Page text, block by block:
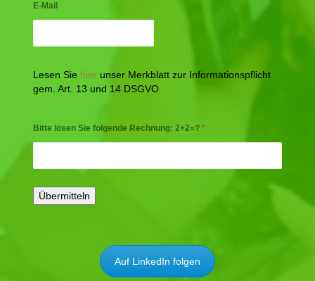
E-Mail
Lesen Sie hier unser Merkblatt zur Informationspflicht
gem. Art. 13 und 14 DSGVO
Bitte lösen Sie folgende Rechnung: 2+2=? *
Auf LinkedIn folgen